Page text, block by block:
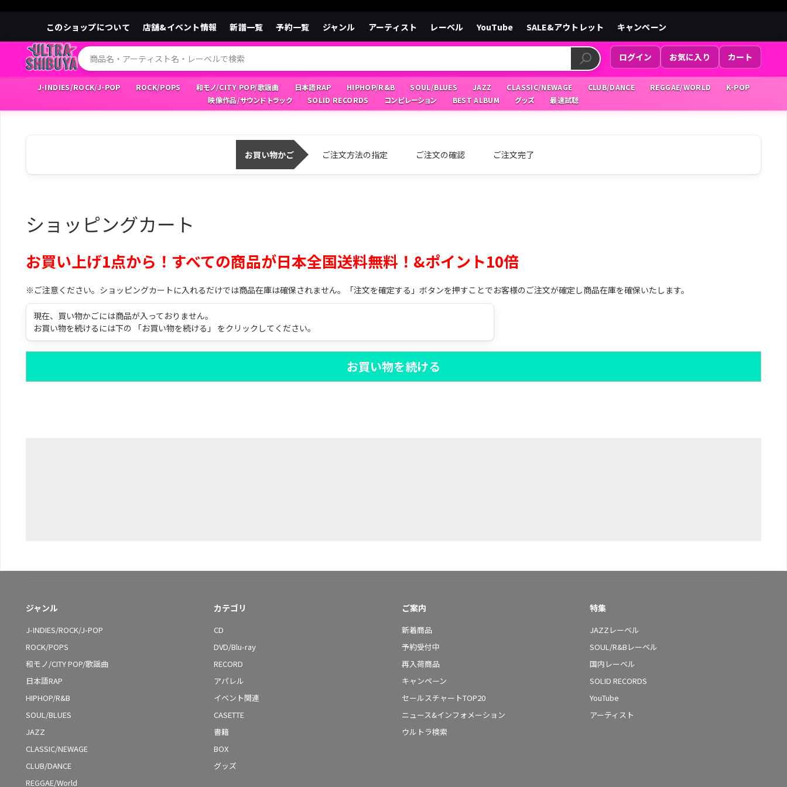
このショップについて 店舗&イベント情報 新譜一覧 予約一覧 ジャンル アーティスト レーベル YouTube SALE&アウトレット キャンペーン
ログイン お気に入り カート
J-INDIES/ROCK/J-POP ROCK/POPS 和モノ/CITY POP/歌謡曲 日本語RAP HIPHOP/R&B SOUL/BLUES JAZZ CLASSIC/NEWAGE CLUB/DANCE REGGAE/WORLD
K-POP
映像作品/サウンドトラック
SOLID RECORDS コンピレーション BEST ALBUM グッズ 最速試聴
お買い物かご ご注文方法の指定 ご注文の確認 ご注文完了
ショッピングカート
お買い上げ1点から！すべての商品が日本全国送料無料！&ポイント10倍
※ご注意ください。ショッピングカートに入れるだけでは商品在庫は確保されません。「注文を確定する」ボタンを押すことでお客様のご注文が確定し商品在庫を確保いたします。
現在、買い物かごには商品が入っておりません。
お買い物を続けるには下の 「お買い物を続ける」 をクリックしてください。
お買い物を続ける
ジャンル
J-INDIES/ROCK/J-POP
ROCK/POPS
和モノ/CITY POP/歌謡曲
日本語RAP
HIPHOP/R&B
SOUL/BLUES
JAZZ
CLASSIC/NEWAGE
CLUB/DANCE
REGGAE/World
カテゴリ
CD
DVD/Blu-ray
RECORD
アパレル
イベント関連
CASETTE
書籍
BOX
グッズ
ご案内
新着商品
予約受付中
再入荷商品
キャンペーン
セールスチャートTOP20
ニュース&インフォメーション
ウルトラ検索
特集
JAZZレーベル
SOUL/R&Bレーベル
国内レーベル
SOLID RECORDS
YouTube
アーティスト